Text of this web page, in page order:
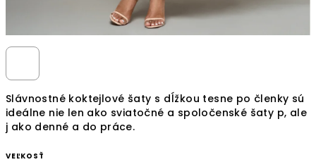
Slávnostné koktejlové šaty s dĺžkou tesne po členky sú
ideálne nie len ako sviatočné a spoločenské šaty p, ale
j ako denné a do práce.
VEĽKOSŤ